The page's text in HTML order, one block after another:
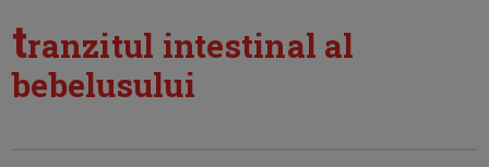
tranzitul intestinal al
bebelusului